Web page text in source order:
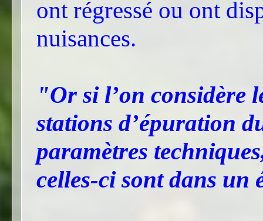
ont régressé ou ont
nuisances.
"Or si l’on considère
stations d’épuration
paramètres
celles-ci sont dans un